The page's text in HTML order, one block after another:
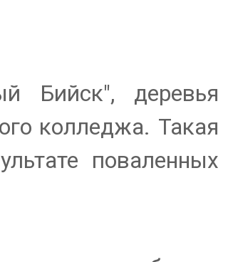
Бийск", деревья
колледжа. Такая
поваленных